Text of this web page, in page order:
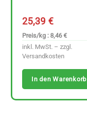
25,39€
Preis/kg : 8,46 €
inkl. MwSt. – zzgl.
Versandkosten
In den Warenkorb